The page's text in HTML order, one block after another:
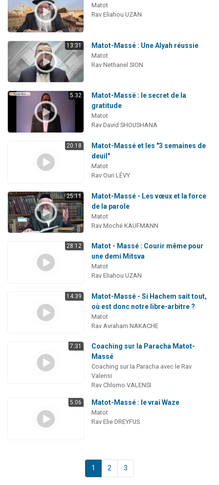
Matot
Rav Eliahou UZAN
13:31 Matot-Massé : Une Alyah réussie
Matot
Rav Nethanel SION
5:32
Matot-Massé : le secret de la
gratitude
Matot
Rav David SHOUSHANA
20:18
Matot-Massé et les "3 semaines de
deuil"
Matot
Rav Ouri LÉVY
25:11
Matot-Massé - Les vœux et la force
de la parole
Matot
Rav Moché KAUFMANN
28:12
Matot - Massé : Courir même pour
une demi Mitsva
Matot
Rav Eliahou UZAN
14:39
Matot-Massé - Si Hachem sait tout,
où est donc notre libre-arbitre ?
Matot
Rav Avraham NAKACHE
7:31
Coaching sur la Paracha Matot-
Massé
Coaching sur la Paracha avec le Rav
Valensi
Rav Chlomo VALENSI
5:06 Matot-Massé : le vrai Waze
Matot
Rav Elie DREYFUS
1 2 3